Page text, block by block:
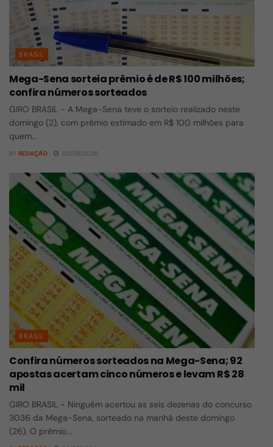
BRASIL
Mega-Sena sorteia prêmio é de R$ 100 milhões;
confira números sorteados
GIRO BRASIL - A Mega-Sena teve o sorteio realizado neste
domingo (2), com prêmio estimado em R$ 100 milhões para
quem...
BY REDAÇÃO 02/08/2026
BRASIL
Confira números sorteados na Mega-Sena; 92
apostas acertam cinco números e levam R$ 28
mil
GIRO BRASIL - Ninguém acertou as seis dezenas do concurso
3036 da Mega-Sena, sorteado na manhã deste domingo
(26). O prêmio...